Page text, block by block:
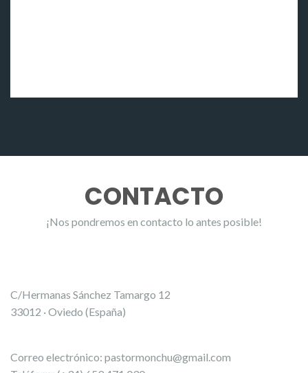
CONTACTO
¡Nos pondremos en contacto lo antes posible!
C/Hermanas Sánchez Tamargo 12
33012 · Oviedo (España)
Correo electrónico: pastormonchu@gmail.com